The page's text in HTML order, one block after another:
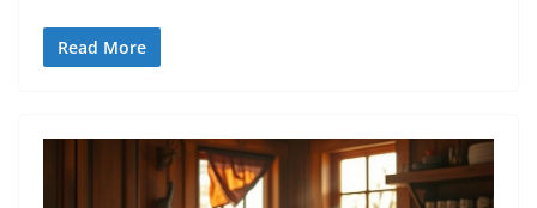
Read More